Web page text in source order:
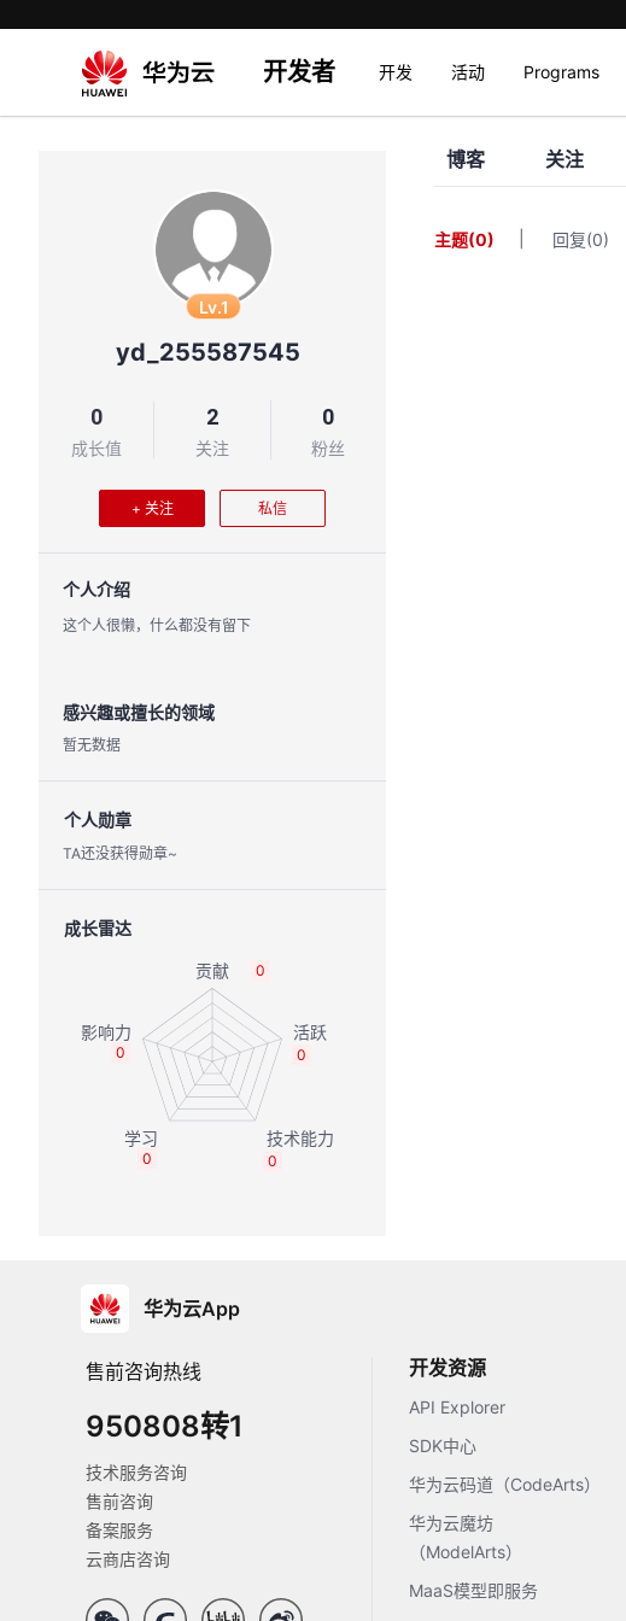
开发者 开发 活动 Programs
Lv.1
yd_255587545
0
成长值
2
关注
0
粉丝
+ 关注 私信
个人介绍
这个人很懒，什么都没有留下
感兴趣或擅长的领域
暂无数据
个人勋章
TA还没获得勋章~
成长雷达
0
0
0
0
0
博客 关注
主题(0) 回复(0)
华为云App
售前咨询热线
950808转1
技术服务咨询
售前咨询
备案服务
云商店咨询
开发资源
API Explorer
SDK中心
华为云码道（CodeArts）
华为云魔坊
（ModelArts）
MaaS模型即服务